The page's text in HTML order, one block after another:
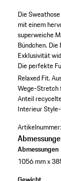
Die
mit einem
superweiche
Bündchen.
Exklusivität
Die perfekte
Relaxed Fit.
Wege-Stretch
Anteil
Interieur
Artikelnummer:
Abmessungen
1056 mm x